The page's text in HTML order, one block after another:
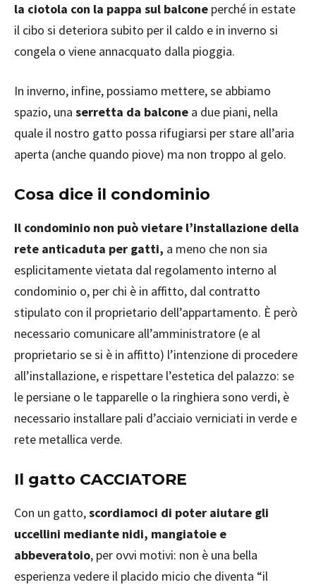
la ciotola con la pappa sul balcone perché in estate
il cibo si deteriora subito per il caldo e in inverno si
congela o viene annacquato dalla pioggia.
In inverno, infine, possiamo mettere, se abbiamo
spazio, una serretta da balcone a due piani, nella
quale il nostro gatto possa rifugiarsi per stare all’aria
aperta (anche quando piove) ma non troppo al gelo.
Cosa dice il condominio
Il condominio non può vietare l’installazione della
rete anticaduta per gatti, a meno che non sia
esplicitamente vietata dal regolamento interno al
condominio o, per chi è in affitto, dal contratto
stipulato con il proprietario dell’appartamento. È però
necessario comunicare all’amministratore (e al
proprietario se si è in affitto) l’intenzione di procedere
all’installazione, e rispettare l’estetica del palazzo: se
le persiane o le tapparelle o la ringhiera sono verdi, è
necessario installare pali d’acciaio verniciati in verde e
rete metallica verde.
Il gatto CACCIATORE
Con un gatto,scordiamoci di poter aiutare gli
uccellini mediante nidi, mangiatoie e
abbeveratoio, per ovvi motivi: non è una bella
esperienza vedere il placido micio che diventa “il